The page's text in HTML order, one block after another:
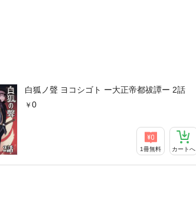
白狐ノ聲 ヨコシゴト ー大正帝都祓譚ー 2話
0
1冊無料 カートへ